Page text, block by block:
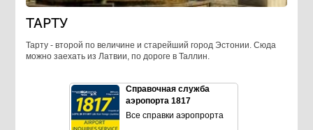
ТАРТУ
Тарту - второй по величине и старейший город Эстонии. Сюда
можно заехать из Латвии, по дороге в Таллин.
Справочная служба
аэропорта 1817
Все справки аэропрорта